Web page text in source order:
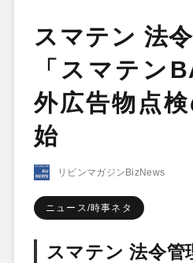
スマテン 法
「スマテン
外広告物点
始
リビンマガジンBizNews
ニュース/時事ネタ
スマテン 法令管